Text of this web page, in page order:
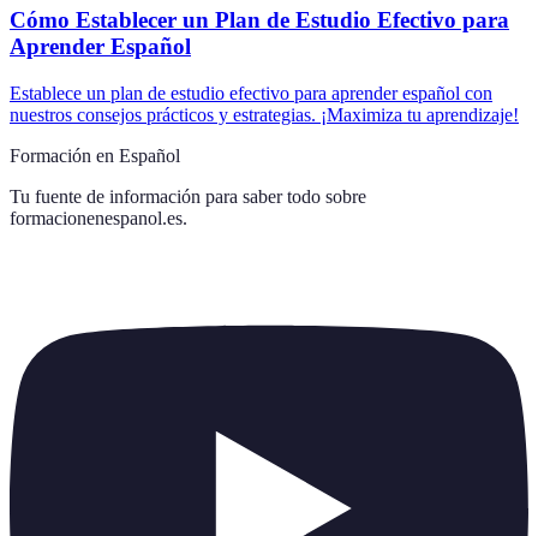
Cómo Establecer un Plan de Estudio Efectivo para
Aprender Español
Establece un plan de estudio efectivo para aprender español con
nuestros consejos prácticos y estrategias. ¡Maximiza tu aprendizaje!
Formación en Español
Tu fuente de información para saber todo sobre
formacionenespanol.es.